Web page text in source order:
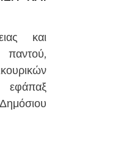
και
εφάπαξ